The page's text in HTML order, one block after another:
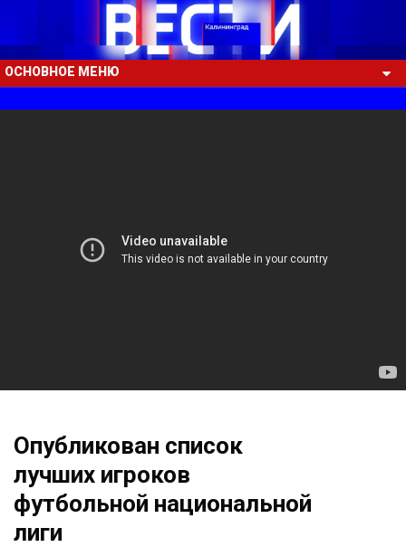
ОСНОВНОЕ МЕНЮ
Опубликован список
лучших игроков
футбольной национальной
лиги